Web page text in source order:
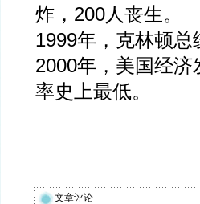
炸，200人丧生。
1999年，克林顿
2000年，美国经
率史上最低。
文章评论